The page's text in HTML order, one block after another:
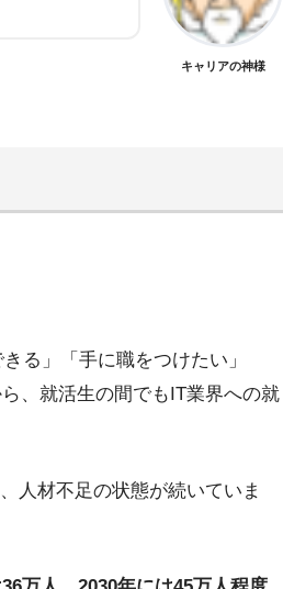
キャリアの神様
る」「手に職をつけたい」
、就活生の間でもIT業界への就
人材不足の状態が続いていま